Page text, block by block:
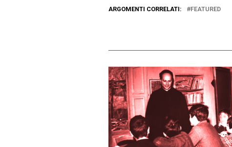
ARGOMENTI CORRELATI: FEATURED